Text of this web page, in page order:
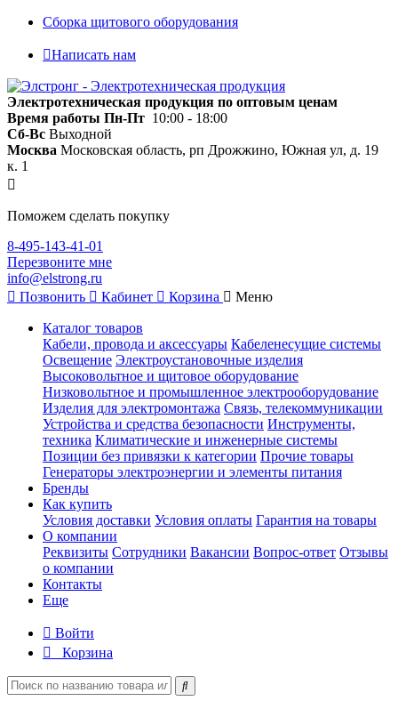
Сборка щитового оборудования
Написать нам
Электротехническая продукция по оптовым ценам
Время работы Пн-Пт 10:00 - 18:00
Сб-Вс Выходной
Москва Московская область, рп Дрожжино, Южная ул, д. 19
к. 1
Поможем сделать покупку
8-495-143-41-01
Перезвоните мне
info@elstrong.ru
Позвонить
Кабинет Корзина Меню
Каталог товаров
Кабели, провода и аксессуары Кабеленесущие системы
Освещение Электроустановочные изделия
Высоковольтное и щитовое оборудование
Низковольтное и промышленное электрооборудование
Изделия для электромонтажа Связь, телекоммуникации
Устройства и средства безопасности Инструменты,
техника Климатические и инженерные системы
Позиции без привязки к категории Прочие товары
Генераторы электроэнергии и элементы питания
Бренды
Как купить
Условия доставки Условия оплаты Гарантия на товары
О компании
Реквизиты Сотрудники Вакансии Вопрос-ответ Отзывы
о компании
Контакты
Еще
Войти
Корзина